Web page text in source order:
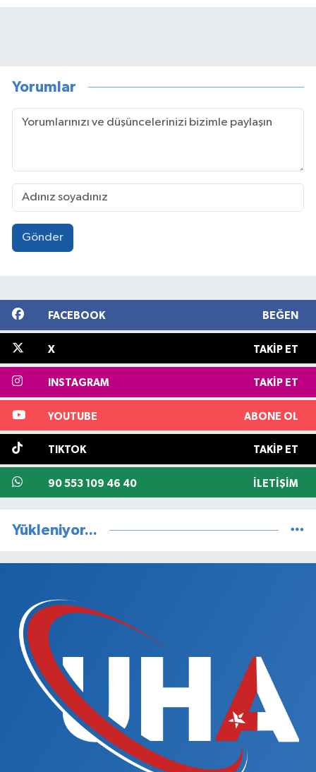
Yorumlar
Gönder
FACEBOOK BEĞEN
X TAKIP ET
INSTAGRAM TAKIP ET
YOUTUBE ABONE OL
TIKTOK TAKIP ET
90 553 109 46 40 İLETIŞIM
Yükleniyor...